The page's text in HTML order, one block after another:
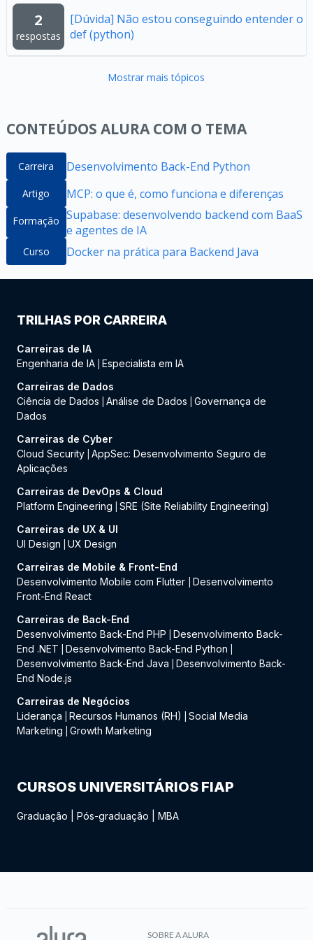
2
respostas
[Dúvida] Não estou conseguindo entender o
def (python)
Mostrar mais tópicos
CONTEÚDOS ALURA COM O TEMA
Carreira Desenvolvimento Back-End Python
Artigo MCP: o que é, como funciona e diferenças
Formação Supabase: desenvolvendo backend com BaaS
e agentes de IA
Curso Docker na prática para Backend Java
TRILHAS POR CARREIRA
Carreiras de IA
Engenharia de IA Especialista em IA
Carreiras de Dados
Ciência de Dados
Análise de Dados
Governança de
Dados
Carreiras de Cyber
Cloud Security AppSec: Desenvolvimento Seguro de
Aplicações
Carreiras de DevOps & Cloud
Platform Engineering
SRE (Site Reliability Engineering)
Carreiras de UX & UI
UI Design
UX Design
Carreiras de Mobile & Front-End
Desenvolvimento Mobile com Flutter
Desenvolvimento
Front-End React
Carreiras de Back-End
Desenvolvimento Back-End PHP
Desenvolvimento Back-
End .NET
Desenvolvimento Back-End Python
Desenvolvimento Back-End Java
Desenvolvimento Back-
End Node.js
Carreiras de Negócios
Liderança
Recursos Humanos (RH)
Social Media
Marketing
Growth Marketing
CURSOS UNIVERSITÁRIOS FIAP
Graduação Pós-graduação MBA
SOBRE A ALURA